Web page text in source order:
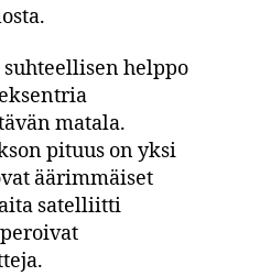
helppo
matala.
pituus on yksi
äärimmäiset
satelliitti